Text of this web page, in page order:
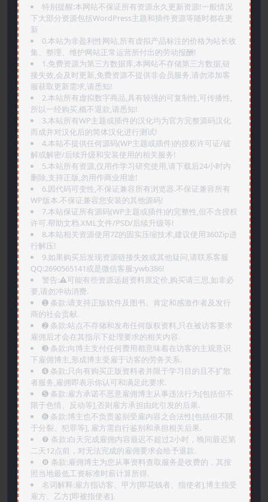
特别提醒:本网站不保证所有资源永久更新资源!一般情况
下大部分资源包括WordPress主题和插件资源等随时都在更
新
0.本站为非盈利性网站,所有虚拟产品标注的价格为站长收
集、整理、维护网站正常运营所付出的劳动报酬!
1.免费资源为第三方数据库,本网站不存储第三方数据,链
接失效,会及时更新,免费资源不提供非会员服务,请勿添加客
服获取更新需求,请悉知!
2.本站所有虚拟数字商品,具有较强的可复制性,可传播性,
所以一经购买,概不退款,请悉知!
3.本站所有WP主题或插件的汉化均为官方完整源码汉化
而成并对汉化后的简体汉化进行测试!
4.本站不提供任何源码(WP主题或插件)的授权许可证/破
解或解密/后续升级和安装使用的相关服务!
5.本站所有资源,仅用作学习研究使用,请下载后24小时内
删除,支持正版,勿用作商业用途!
6.因代码可变性,不保证兼容所有浏览器.不保证兼容所有
WP版本.不保证兼容您安装的其他源码!
7.本站保证所有源码(WP主题或插件)的完整性,但不含授权
许可.帮助文档.XML文件/PSD/后续升级等!
8.本站相关资源使用7Z的固实压缩技术,建议使用360Zip进
行解压!
9.如果购买后发现资源链接失效或其他疑问,请联系客服
QQ:2690565141或是微信客服:ywb386!
警告:⚠️可能有些资源远超资料原定价,购买请三思,如非必
要,请勿冲动消费.
➊️ 条款:请支持正版软件及图书。肯定和感激作者及发行
商的社会贡献.
➋️ 条款:站点不存储和发布任何版权资料,只在被访客要求
雇佣后才会在其指示下处理要求的相关内容.
➌️ 条款:向博主支付任何费用都意味着在访客的主观意识
下雇佣博主,形成博主受雇于访客的劳务关系.
➍️ 条款:只向有购买正版资料者并限于学习目的且不扩散
者服务,雇佣即表示你认可和满足此要求.
➎ 条款:雇方承诺不恶意雇佣博主从事违法行为[包括但不
限于色情、反动等],否则雇方承担由此引发的后果.
➏️ 条款:博主也不负责鉴别受雇内容之合法性[包括但不限
于分裂、犯罪等], 雇方需自行鉴别和承担相关后果.
❼ 条款:白天完成雇佣内容最迟不超过2小时，晚间最迟第
二天12点前，对无法完成的雇佣要求会给予退款.
❽ 条款:雇佣博主为您从事资料查取服务是收费的，其按
照当地最低工资标准时薪计算所得.
名词解释:雇方指访客、甲方[即花钱者、指使者],博主指受
雇方、乙方[即被指使者].